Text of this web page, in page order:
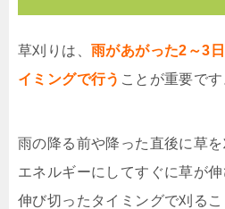
草刈りは、 雨があがった2～3
イミングで行う ことが重要です
雨の降る前や降った直後に草
エネルギーにしてすぐに草が
伸び切ったタイミングで刈る